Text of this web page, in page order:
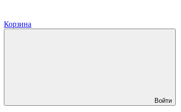
Корзина
Войти